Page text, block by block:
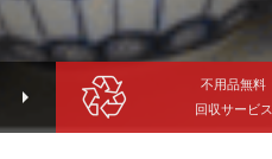
arrow_right
不用品無料
回収サービス